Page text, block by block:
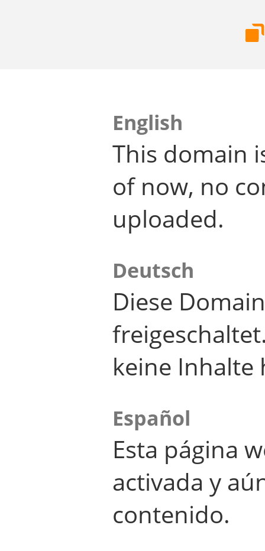
English
This domain
of now, no
uploaded.
Deutsch
Diese
keine Inhalte
Español
Esta página
activada y
contenido.